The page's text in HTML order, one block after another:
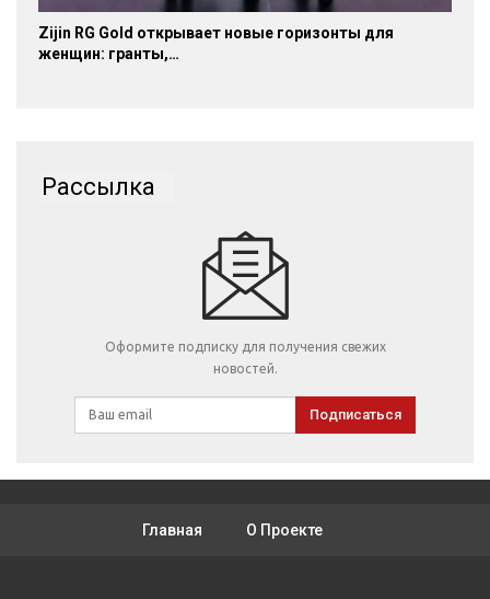
Zijin RG Gold открывает новые горизонты для
женщин: гранты,…
Рассылка
Оформите подписку для получения свежих
новостей.
Подписаться
Главная О Проекте